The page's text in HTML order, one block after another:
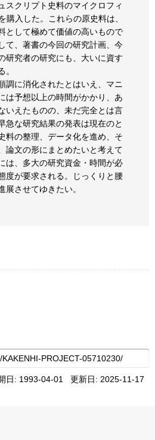
スクリプト史料のマイクロフィ
購入した。これらの原史料は、
として極めて価値の高いもので
て、著書の今回の研究計画、今
研究者の研究にも、大いに資す
。
調に消化されたとはいえ、マニ
は予想以上の時間がかかり、あ
いえたものの、未だ完全とは言
急な研究結果の発表は現在のと
料の整理、データ化を進め、そ
論文の形にまとめたいと考えて
は、多大の研究資金・時間が必
度が要求される。じっくりと腰
展させてゆきたい。
日: 1993-04-01 更新日: 2025-11-17